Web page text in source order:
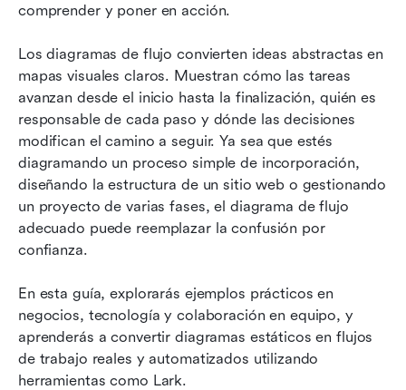
comprender y poner en acción.
Los diagramas de flujo convierten ideas abstractas en
mapas visuales claros. Muestran cómo las tareas
avanzan desde el inicio hasta la finalización, quién es
responsable de cada paso y dónde las decisiones
modifican el camino a seguir. Ya sea que estés
diagramando un proceso simple de incorporación,
diseñando la estructura de un sitio web o gestionando
un proyecto de varias fases, el diagrama de flujo
adecuado puede reemplazar la confusión por
confianza.
En esta guía, explorarás ejemplos prácticos en
negocios, tecnología y colaboración en equipo, y
aprenderás a convertir diagramas estáticos en flujos
de trabajo reales y automatizados utilizando
herramientas como Lark.
¿Cuáles son las reglas para el diseño de
diagramas de flujo?
Errores comunes que se deben evitar en los
diagramas de flujo
Conclusión
Preguntas frecuentes
Lectura relacionada